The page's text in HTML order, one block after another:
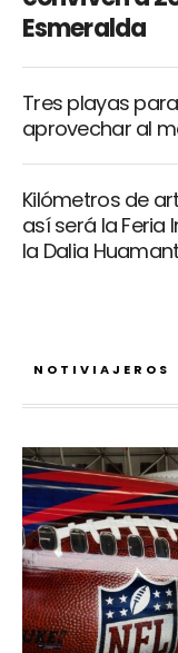
Esmeralda
Tres playas
aprovechar al
Kilómetros de
así será la Feria
la Dalia
NOTIVIAJEROS